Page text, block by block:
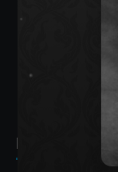
Recent Posts